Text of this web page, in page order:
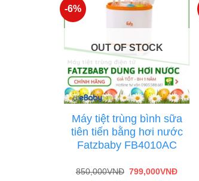
-6%
OUT OF STOCK
Máy tiệt trùng bình sữa
tiên tiến bằng hơi nước
Fatzbaby FB4010AC
850,000VNĐ 799,000VNĐ